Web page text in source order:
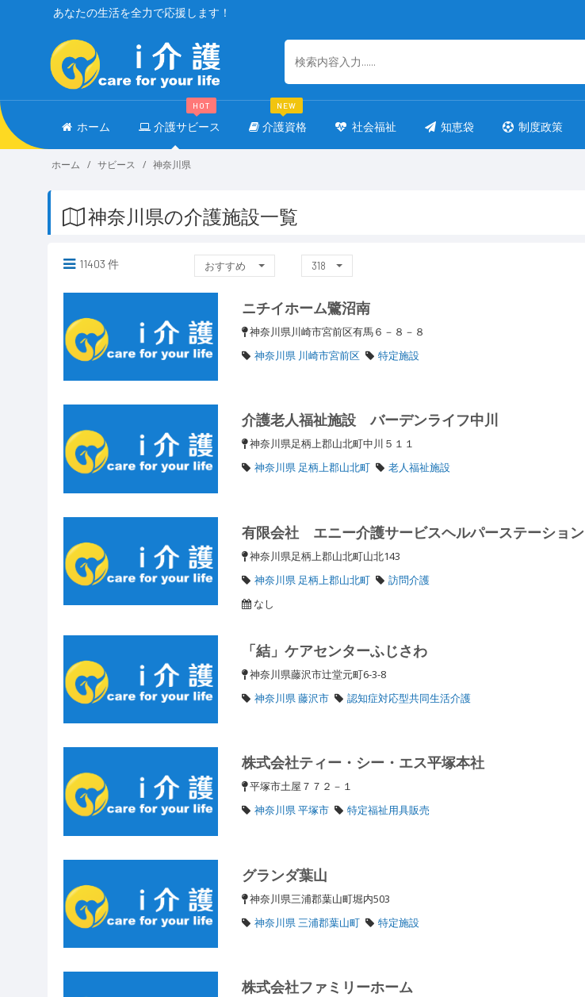
あなたの生活を全力で応援します！
ホーム 介護サビース
HOT
介護資格
NEW
社会福祉 知恵袋 制度政策
ホーム サビース 神奈川県
神奈川県の介護施設一覧
11403 件 おすすめ 318
ニチイホーム鷺沼南
神奈川県川崎市宮前区有馬６－８－８
神奈川県 川崎市宮前区
特定施設
介護老人福祉施設 バーデンライフ中川
神奈川県足柄上郡山北町中川５１１
神奈川県 足柄上郡山北町
老人福祉施設
有限会社 エニー介護サービスヘルパーステーション
神奈川県足柄上郡山北町山北143
神奈川県 足柄上郡山北町
訪問介護
なし
「結」ケアセンターふじさわ
神奈川県藤沢市辻堂元町6-3-8
神奈川県 藤沢市
認知症対応型共同生活介護
株式会社ティー・シー・エス平塚本社
平塚市土屋７７２－１
神奈川県 平塚市
特定福祉用具販売
グランダ葉山
神奈川県三浦郡葉山町堀内503
神奈川県 三浦郡葉山町
特定施設
株式会社ファミリーホーム